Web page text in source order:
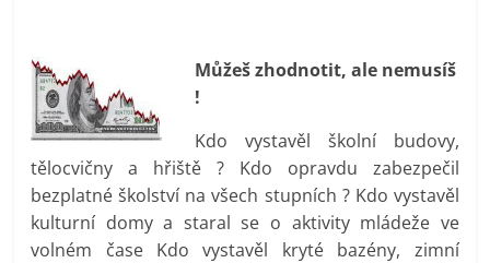
Můžeš zhodnotit, ale nemusíš
!
Kdo vystavěl školní budovy,
tělocvičny a hřiště ? Kdo opravdu zabezpečil
bezplatné školství na všech stupních ? Kdo vystavěl
kulturní domy a staral se o aktivity mládeže ve
volném čase Kdo vystavěl kryté bazény, zimní